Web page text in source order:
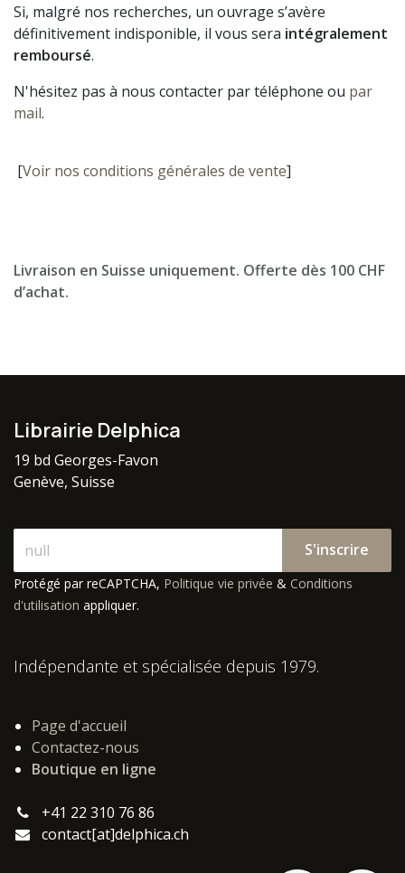
Si, malgré nos recherches, un ouvrage s’avère
définitivement indisponible, il vous sera intégralement
remboursé.
N'hésitez pas à nous contacter par téléphone ou par
mail.
[Voir nos conditions générales de vente]
Livraison en Suisse uniquement. Offerte dès 100 CHF
d’achat.
Librairie Delphica
19 bd Georges-Favon
Genève, Suisse
S'inscrire
Protégé par reCAPTCHA, Politique vie privée & Conditions
d'utilisation appliquer.
Indépendante et spécialisée depuis 1979.
Page d'accueil
Contactez-nous
Boutique en ligne
+41 22 310 76 86
contact[at]delphica.ch